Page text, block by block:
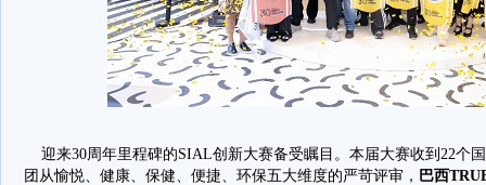
迎来30周年里程碑的SIAL创新大赛备受瞩目。本届大赛收到22个
团从愉悦、健康、保健、便捷、环保五大维度的严苛评审， 巴西